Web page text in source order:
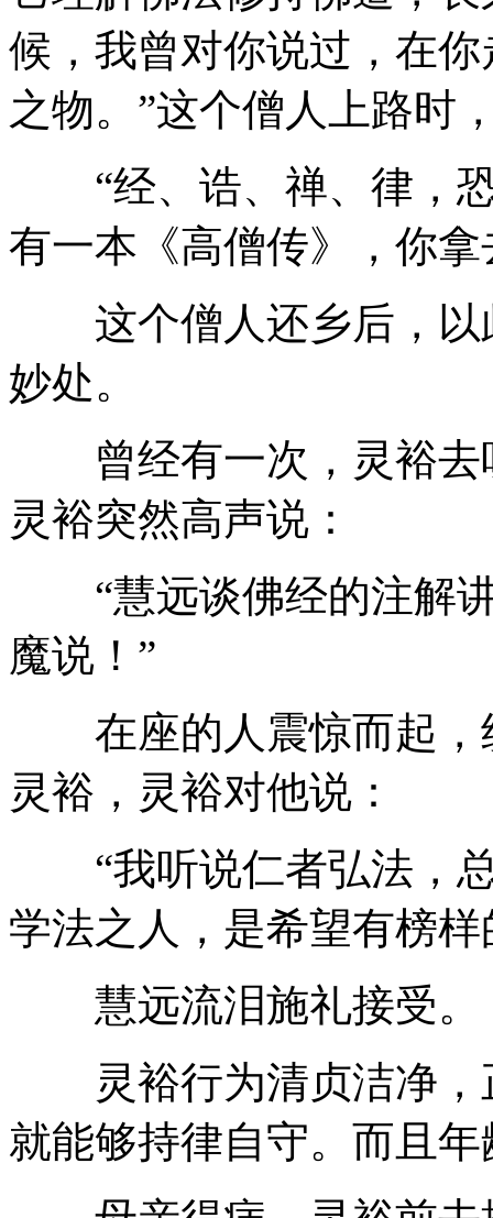
候，我曾对你说过，在
之物。”这个僧人上路时
“经、诰、禅、律，恐
有一本《高僧传》，你
这个僧人还乡后，以
妙处。
曾经有一次，灵裕去
灵裕突然高声说：
“慧远谈佛经的注解讲
魔说！”
在座的人震惊而起，
灵裕，灵裕对他说：
“我听说仁者弘法，总
学法之人，是希望有榜样
慧远流泪施礼接受。
灵裕行为清贞洁净，
就能够持律自守。而且